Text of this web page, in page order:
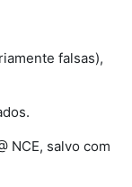
falsas),
NCE, salvo com